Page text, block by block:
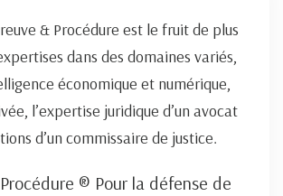
& Procédure est le fruit de plus
dans des domaines variés,
économique et numérique,
l’expertise juridique d’un avocat
d’un commissaire de justice.
® Pour la défense de